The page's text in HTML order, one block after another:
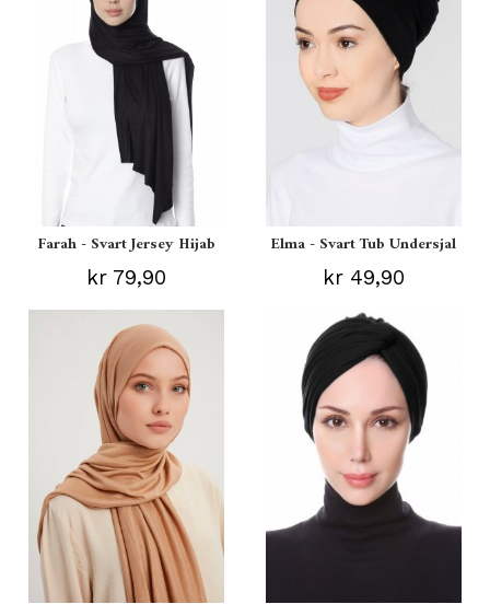
Farah - Svart Jersey Hijab
kr 79,90
Elma - Svart Tub Undersjal
kr 49,90